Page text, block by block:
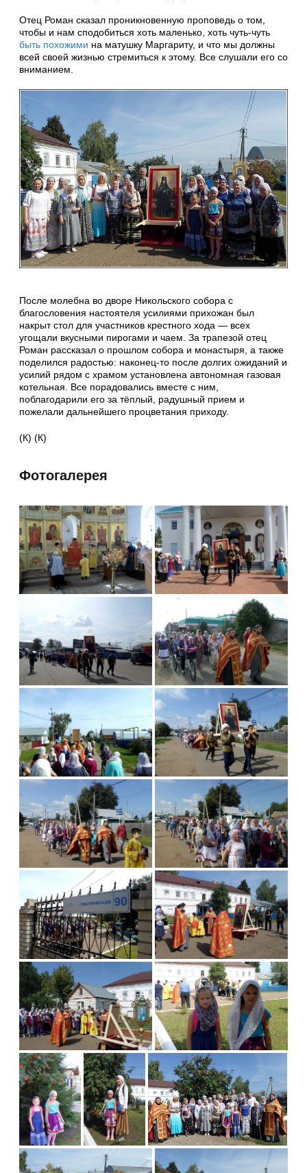
Отец Роман сказал проникновенную проповедь о том,
чтобы и нам сподобиться хоть маленько, хоть чуть-чуть
быть похожими на матушку Маргариту, и что мы должны
всей своей жизнью стремиться к этому. Все слушали его со
вниманием.
После молебна во дворе Никольского собора с
благословения настоятеля усилиями прихожан был
накрыт стол для участников крестного хода — всех
угощали вкусными пирогами и чаем. За трапезой отец
Роман рассказал о прошлом собора и монастыря, а также
поделился радостью: наконец-то после долгих ожиданий и
усилий рядом с храмом установлена автономная газовая
котельная. Все порадовались вместе с ним,
поблагодарили его за тёплый, радушный прием и
пожелали дальнейшего процветания приходу.
(К) (К)
Фотогалерея